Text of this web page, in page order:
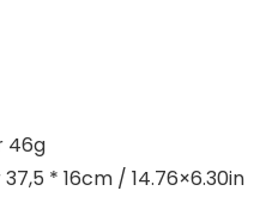
46g
* 16cm / 14.76×6.30in